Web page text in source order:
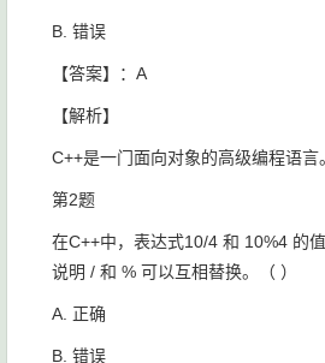
B. 错误
【答案】：A
【解析】
C++是一门面向对象的高级编程语言
第2题
在C++中，表达式10/4 和 10%4 的
说明 / 和 % 可以互相替换。（ ）
A. 正确
B. 错误